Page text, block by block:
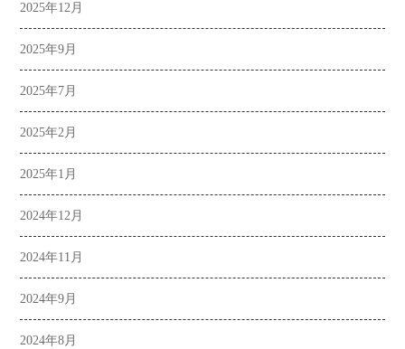
2025年12月
2025年9月
2025年7月
2025年2月
2025年1月
2024年12月
2024年11月
2024年9月
2024年8月